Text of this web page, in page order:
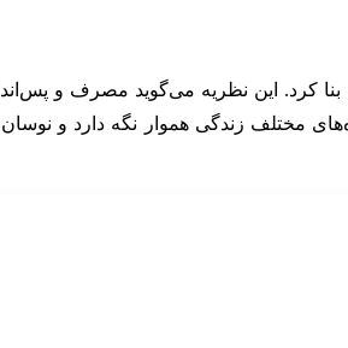
است که پایه‌های آن را همراه با ریچارد برومبرگ در دهه ۱۹۵۰ بنا کرد. این نظریه
مختلف زندگی هموار نگه دارد و نوسان